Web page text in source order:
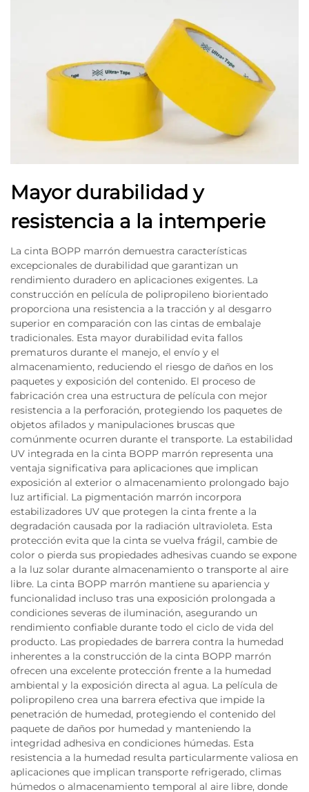
Mayor durabilidad y
resistencia a la intemperie
La cinta BOPP marrón demuestra características
excepcionales de durabilidad que garantizan un
rendimiento duradero en aplicaciones exigentes. La
construcción en película de polipropileno biorientado
proporciona una resistencia a la tracción y al desgarro
superior en comparación con las cintas de embalaje
tradicionales. Esta mayor durabilidad evita fallos
prematuros durante el manejo, el envío y el
almacenamiento, reduciendo el riesgo de daños en los
paquetes y exposición del contenido. El proceso de
fabricación crea una estructura de película con mejor
resistencia a la perforación, protegiendo los paquetes de
objetos afilados y manipulaciones bruscas que
comúnmente ocurren durante el transporte. La estabilidad
UV integrada en la cinta BOPP marrón representa una
ventaja significativa para aplicaciones que implican
exposición al exterior o almacenamiento prolongado bajo
luz artificial. La pigmentación marrón incorpora
estabilizadores UV que protegen la cinta frente a la
degradación causada por la radiación ultravioleta. Esta
protección evita que la cinta se vuelva frágil, cambie de
color o pierda sus propiedades adhesivas cuando se expone
a la luz solar durante almacenamiento o transporte al aire
libre. La cinta BOPP marrón mantiene su apariencia y
funcionalidad incluso tras una exposición prolongada a
condiciones severas de iluminación, asegurando un
rendimiento confiable durante todo el ciclo de vida del
producto. Las propiedades de barrera contra la humedad
inherentes a la construcción de la cinta BOPP marrón
ofrecen una excelente protección frente a la humedad
ambiental y la exposición directa al agua. La película de
polipropileno crea una barrera efectiva que impide la
penetración de humedad, protegiendo el contenido del
paquete de daños por humedad y manteniendo la
integridad adhesiva en condiciones húmedas. Esta
resistencia a la humedad resulta particularmente valiosa en
aplicaciones que implican transporte refrigerado, climas
húmedos o almacenamiento temporal al aire libre, donde